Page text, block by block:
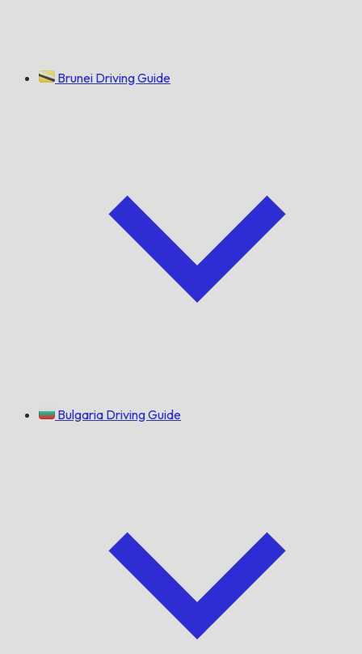
Brunei Driving Guide
Bulgaria Driving Guide